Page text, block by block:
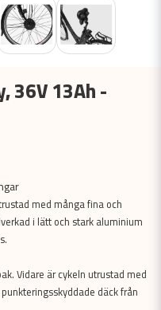
36V 13Ah -
med många fina och
i lätt och stark aluminium
Vidare är cykeln utrustad med
däck från